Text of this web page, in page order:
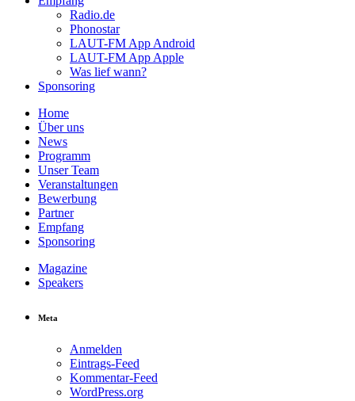
Radio.de
Phonostar
LAUT-FM App Android
LAUT-FM App Apple
Was lief wann?
Sponsoring
Home
Über uns
News
Programm
Unser Team
Veranstaltungen
Bewerbung
Partner
Empfang
Sponsoring
Magazine
Speakers
Meta
Anmelden
Eintrags-Feed
Kommentar-Feed
WordPress.org